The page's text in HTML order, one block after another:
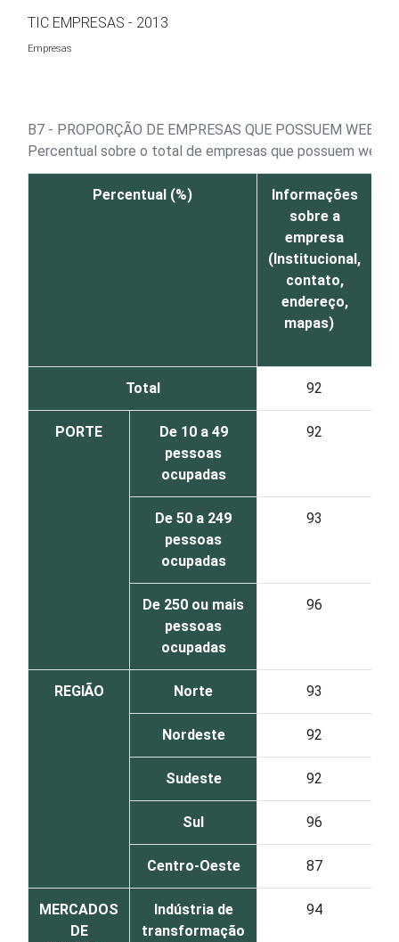
TIC EMPRESAS - 2013
Empresas
B7 - PROPORÇÃO DE EMPRESAS QUE POSSUEM
Percentual sobre o total de empresas que possuem
Percentual (%)
Informações
sobre a
empresa
(Institucional,
contato,
endereço,
mapas)
Total 92
PORTE
De 10 a 49
pessoas
ocupadas
92
De 50 a 249
pessoas
ocupadas
93
De 250 ou mais
pessoas
ocupadas
96
REGIÃO Norte 93
Nordeste 92
Sudeste 92
Sul 96
Centro-Oeste 87
MERCADOS
DE
Indústria de
transformação
94